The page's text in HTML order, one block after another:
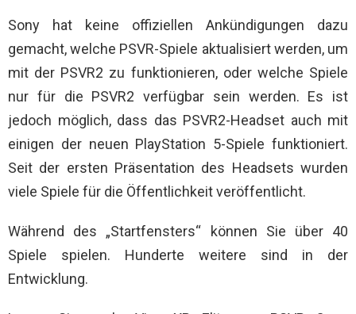
Sony hat keine offiziellen Ankündigungen dazu
gemacht, welche PSVR-Spiele aktualisiert werden, um
mit der PSVR2 zu funktionieren, oder welche Spiele
nur für die PSVR2 verfügbar sein werden. Es ist
jedoch möglich, dass das PSVR2-Headset auch mit
einigen der neuen PlayStation 5-Spiele funktioniert.
Seit der ersten Präsentation des Headsets wurden
viele Spiele für die Öffentlichkeit veröffentlicht.
Während des „Startfensters“ können Sie über 40
Spiele spielen. Hunderte weitere sind in der
Entwicklung.